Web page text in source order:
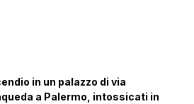
in un palazzo di via
a Palermo, intossicati in